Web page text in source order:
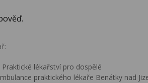
Praktické lékařství pro dospělé
praktického lékaře Benátky nad